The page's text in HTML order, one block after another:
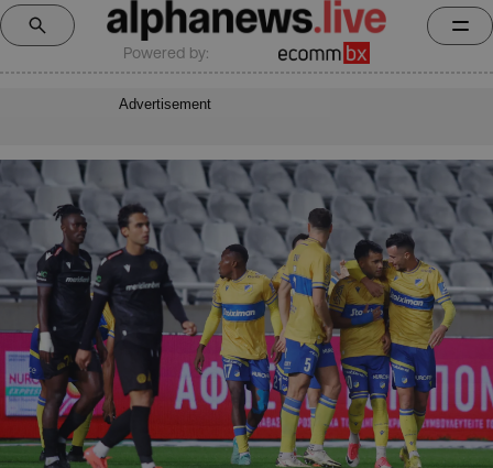
Powered by:
Advertisement